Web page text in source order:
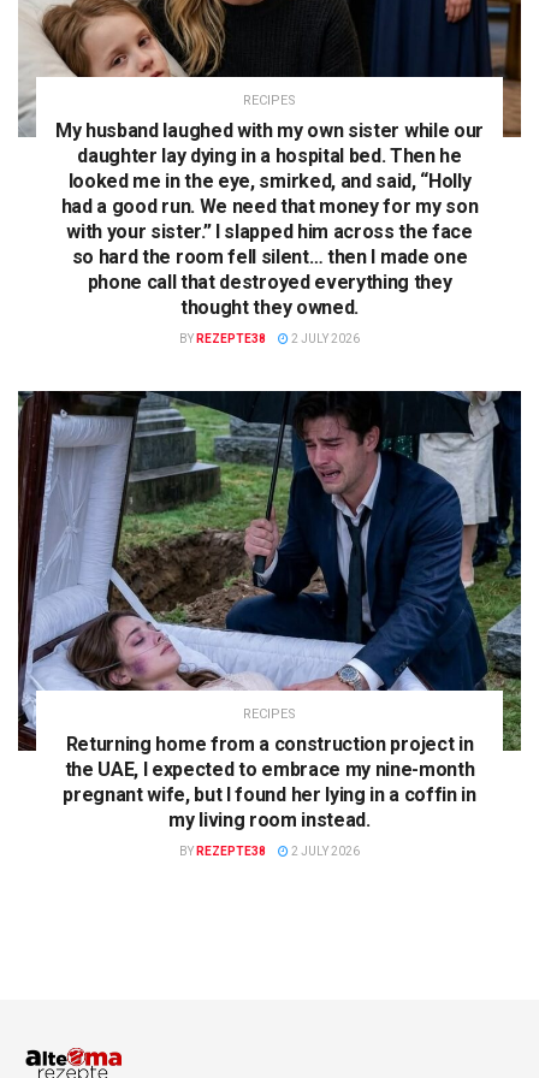
RECIPES
My husband laughed with my own sister while our
daughter lay dying in a hospital bed. Then he
looked me in the eye, smirked, and said, “Holly
had a good run. We need that money for my son
with your sister.” I slapped him across the face
so hard the room fell silent… then I made one
phone call that destroyed everything they
thought they owned.
BY REZEPTE38 2 JULY 2026
RECIPES
Returning home from a construction project in
the UAE, I expected to embrace my nine-month
pregnant wife, but I found her lying in a coffin in
my living room instead.
BY REZEPTE38 2 JULY 2026